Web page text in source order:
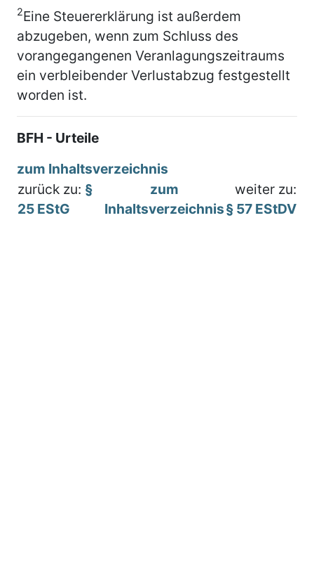
2Eine Steuererklärung ist außerdem
abzugeben, wenn zum Schluss des
vorangegangenen Veranlagungszeitraums
ein verbleibender Verlustabzug festgestellt
worden ist.
BFH - Urteile
zum Inhaltsverzeichnis
zurück zu: §
25 EStG
zum
Inhaltsverzeichnis
weiter zu:
§ 57 EStDV